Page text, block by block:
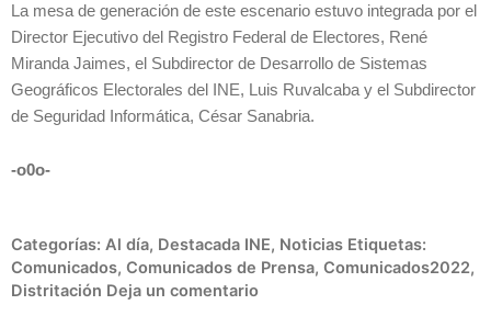
La mesa de generación de este escenario estuvo integrada por el
Director Ejecutivo del Registro Federal de Electores, René
Miranda Jaimes, el Subdirector de Desarrollo de Sistemas
Geográficos Electorales del INE, Luis Ruvalcaba y el Subdirector
de Seguridad Informática, César Sanabria.
-o0o-
Categorías: Al día, Destacada INE, Noticias Etiquetas:
Comunicados, Comunicados de Prensa, Comunicados2022,
Distritación Deja un comentario